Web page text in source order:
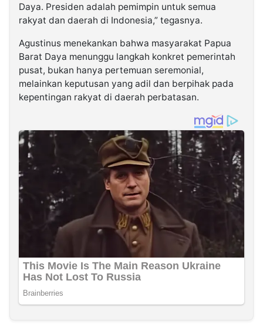
Daya. Presiden adalah pemimpin untuk semua
rakyat dan daerah di Indonesia,” tegasnya.
Agustinus menekankan bahwa masyarakat Papua
Barat Daya menunggu langkah konkret pemerintah
pusat, bukan hanya pertemuan seremonial,
melainkan keputusan yang adil dan berpihak pada
kepentingan rakyat di daerah perbatasan.